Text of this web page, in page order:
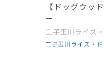
【ドッグウッ
ー
二子玉川ライズ
二子玉川ライズ・